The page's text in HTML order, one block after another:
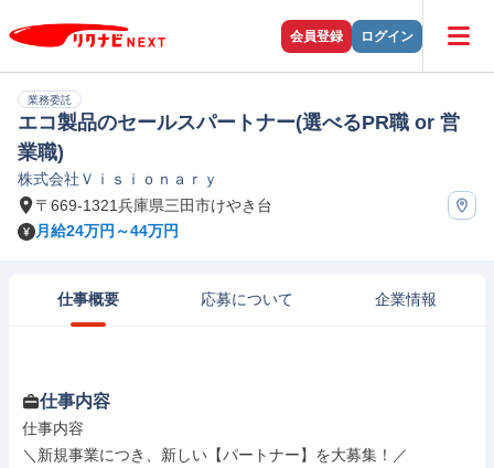
会員登録 ログイン
業務委託
エコ製品のセールスパートナー(選べるPR職 or 営
業職)
株式会社Ｖｉｓｉｏｎａｒｙ
〒669-1321兵庫県三田市けやき台
月給24万円～44万円
仕事概要 応募について 企業情報
仕事内容
仕事内容
＼新規事業につき、新しい【パートナー】を大募集！／